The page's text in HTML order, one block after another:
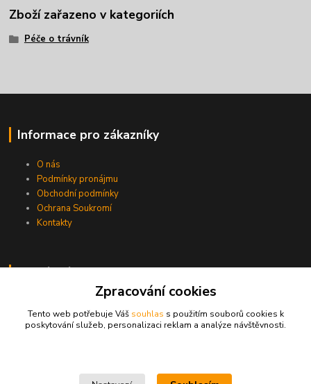
Zboží zařazeno v kategoriích
Péče o trávník
Informace pro zákazníky
O nás
Podmínky pronájmu
Obchodní podmínky
Ochrana Soukromí
Kontakty
Otevírací doba
Úterý
7:30 - 11:00
14:00 - 17:30
Zpracování cookies
Tento web potřebuje Váš souhlas s použitím souborů cookies k
poskytování služeb, personalizaci reklam a analýze návštěvnosti.